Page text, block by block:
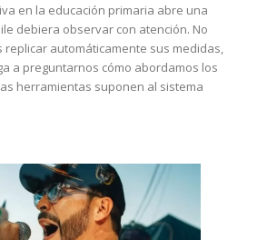
en la educación primaria abre una
debiera observar con atención. No
replicar automáticamente sus medidas,
a preguntarnos cómo abordamos los
herramientas suponen al sistema